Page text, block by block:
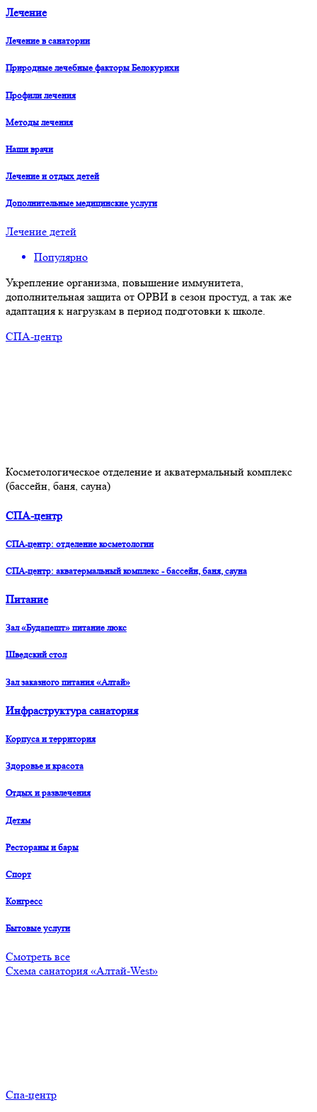
Лечение
Лечение в санатории
Природные лечебные факторы Белокурихи
Профили лечения
Методы лечения
Наши врачи
Лечение и отдых детей
Дополнительные медицинские услуги
Лечение детей
Популярно
Укрепление организма, повышение иммунитета,
дополнительная защита от ОРВИ в сезон простуд, а так же
адаптация к нагрузкам в период подготовки к школе.
СПА-центр
Косметологическое отделение и акватермальный комплекс
(бассейн, баня, сауна)
СПА-центр
СПА-центр: отделение косметологии
СПА-центр: акватермальный комплекс - бассейн, баня, сауна
Питание
Зал «Будапешт» питание люкс
Шведский стол
Зал заказного питания «Алтай»
Инфраструктура санатория
Корпуса и территория
Здоровье и красота
Отдых и развлечения
Детям
Рестораны и бары
Спорт
Конгресс
Бытовые услуги
Смотреть все
Схема санатория «Алтай-West»
Спа-центр